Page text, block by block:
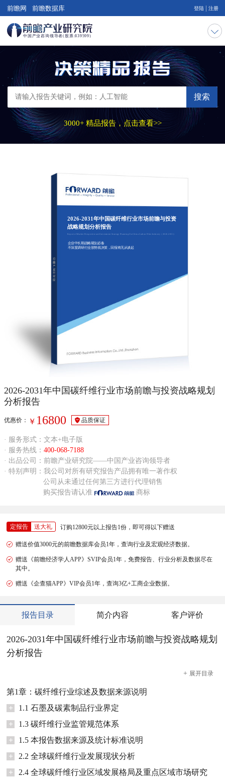
前瞻网 前瞻数据库 登陆 注册
搜索
3000+ 精品报告，点击查看>>
2026-2031年中国碳纤维行业市场前瞻与投资
战略规划分析报告
Report of Market Prospective and Investment Strategy Planning On China Carbon Fiber Industry（2026-2031）
企业中长期战略规划必备
不深度调研行业形势就决策，回报将无从谈起
2026-2031年中国碳纤维行业市场前瞻与投资战略规划
分析报告
优惠价： ￥ 16800 品质保证
· 服务形式：文本+电子版
· 服务热线： 400-068-7188
· 出品公司：前瞻产业研究院——中国产业咨询领导者
· 特别声明：我公司对所有研究报告产品拥有唯一著作权
公司从未通过任何第三方进行代理销售
购买报告请认准
商标
定报告 送大礼 订购12800元以上报告1份，即可得以下赠送
赠送价值3000元的前瞻数据库会员1年，查询行业及宏观经济数据。
赠送《前瞻经济学人APP》SVIP会员1年，免费报告、行业分析及数据尽在
其中。
赠送《企查猫APP》VIP会员1年，查询3亿+工商企业数据。
报告目录 简介内容 客户评价
2026-2031年中国碳纤维行业市场前瞻与投资战略规划
分析报告
+ 展开目录
第1章：碳纤维行业综述及数据来源说明
+
1.1 石墨及碳素制品行业界定
+
1.3 碳纤维行业监管规范体系
+
1.5 本报告数据来源及统计标准说明
+
2.2 全球碳纤维行业发展现状分析
+
2.4 全球碳纤维行业区域发展格局及重点区域市场研究